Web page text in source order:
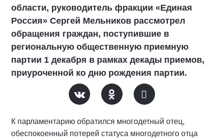
области, руководитель фракции «Единая
Россия» Сергей Мельников рассмотрел
обращения граждан, поступившие в
региональную общественную приемную
партии 1 декабря в рамках декады приемов,
приуроченной ко дню рождения партии.
К парламентарию обратился многодетный отец,
обеспокоенный потерей статуса многодетного отца